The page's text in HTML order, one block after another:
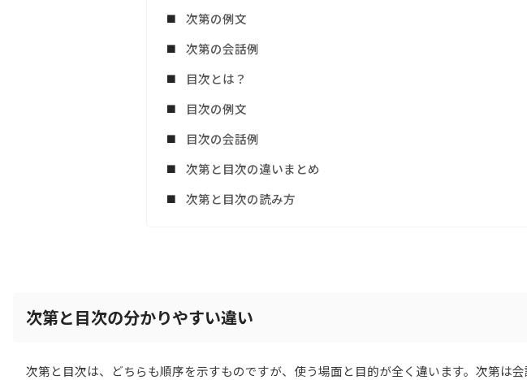
次第の例文
次第の会話例
目次とは？
目次の例文
目次の会話例
次第と目次の違いまとめ
次第と目次の読み方
次第と目次の分かりやすい違い
次第と目次は、どちらも順序を示すものですが、使う場面と目的が全く違います。次第は